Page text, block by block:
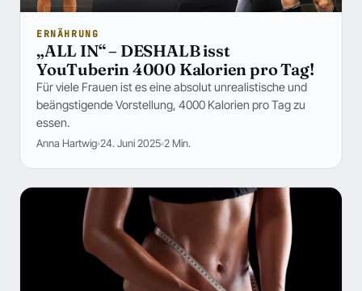
ERNÄHRUNG
„ALL IN“ – DESHALB isst
YouTuberin 4000 Kalorien pro Tag!
Für viele Frauen ist es eine absolut unrealistische und
beängstigende Vorstellung, 4000 Kalorien pro Tag zu
essen.
Anna Hartwig 24. Juni 2025 2 Min.